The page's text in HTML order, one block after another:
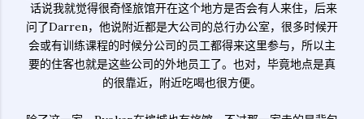
话说我就觉得很奇怪旅馆开在这个地方是否会有人来住，后来
问了Darren，他说附近都是大公司的总行办公室，很多时候开
会或有训练课程的时候分公司的员工都得来这里参与，所以主
要的住客也就是这些公司的外地员工了。也对，毕竟地点是真
的很靠近，附近吃喝也很方便。